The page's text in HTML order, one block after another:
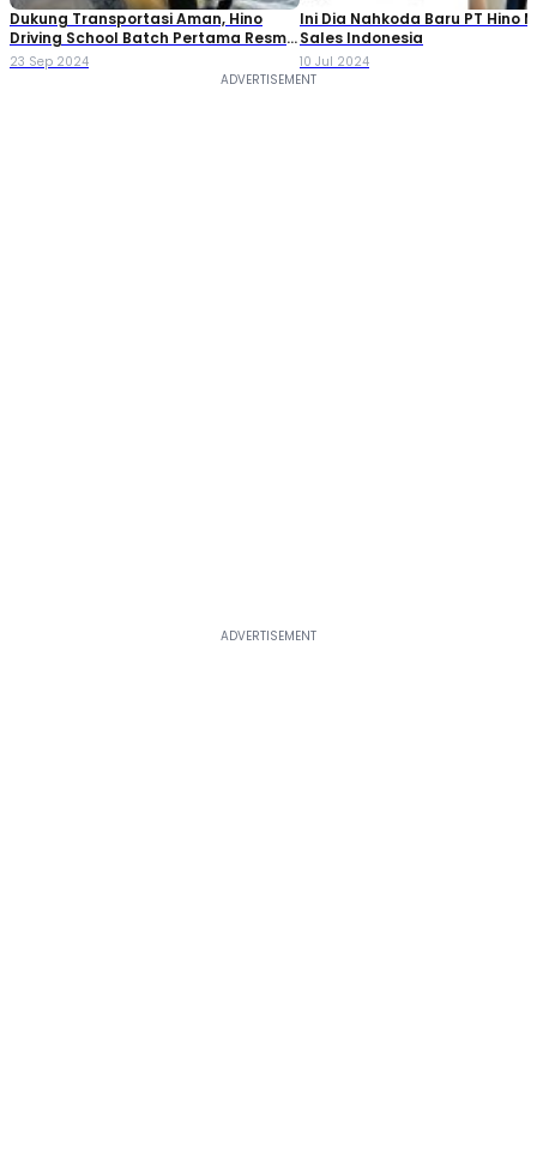
Dukung Transportasi Aman, Hino
Driving School Batch Pertama Resmi
Terselenggara
23 Sep 2024
Ini Dia Nahkoda Baru PT Hino
Sales Indonesia
10 Jul 2024